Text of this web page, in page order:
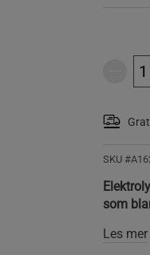
SKU
som
Les mer